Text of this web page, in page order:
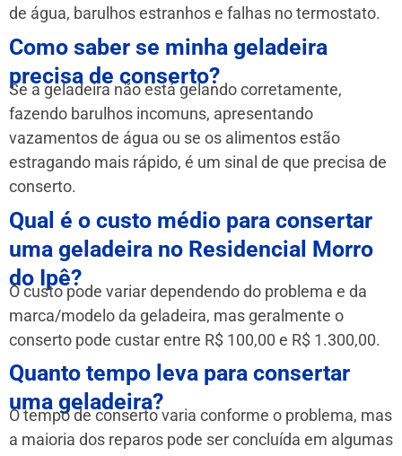
de água, barulhos estranhos e falhas no termostato.
Como saber se minha geladeira
precisa de conserto?
Se a geladeira não está gelando corretamente,
fazendo barulhos incomuns, apresentando
vazamentos de água ou se os alimentos estão
estragando mais rápido, é um sinal de que precisa de
conserto.
Qual é o custo médio para consertar
uma geladeira no Residencial Morro
do Ipê?
O custo pode variar dependendo do problema e da
marca/modelo da geladeira, mas geralmente o
conserto pode custar entre R$ 100,00 e R$ 1.300,00.
Quanto tempo leva para consertar
uma geladeira?
O tempo de conserto varia conforme o problema, mas
a maioria dos reparos pode ser concluída em algumas